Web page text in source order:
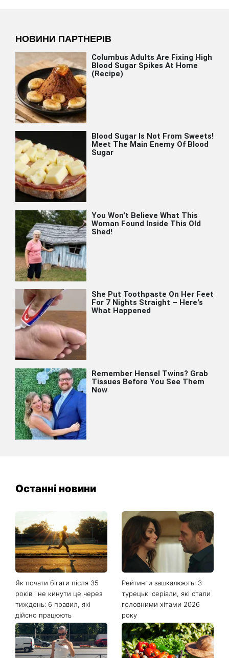
Останні новини
Як почати бігати після 35
років і не кинути це через
тиждень: 6 правил, які
дійсно працюють
Рейтинги зашкалюють: 3
турецькі серіали, які стали
головними хітами 2026
року